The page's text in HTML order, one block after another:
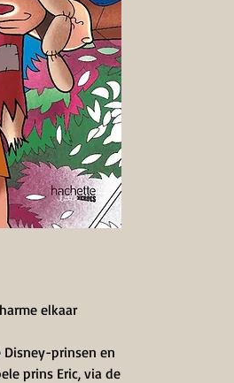
elkaar
prinsen en
prins Eric, via de